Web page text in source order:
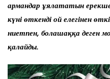
армандар ұялататын
күні өткенді ой елегінен
ниетпен, болашаққа деген
қалайды.